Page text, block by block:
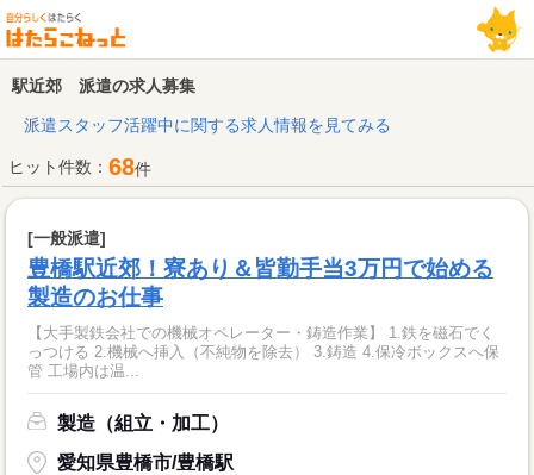
駅近郊 派遣の求人募集
派遣スタッフ活躍中に関する求人情報を見てみる
ヒット件数： 68件
[一般派遣]
豊橋駅近郊！寮あり＆皆勤手当3万円で始める
製造のお仕事
【大手製鉄会社での機械オペレーター・鋳造作業】 1.鉄を磁石でく
っつける 2.機械へ挿入（不純物を除去） 3.鋳造 4.保冷ボックスへ保
管 工場内は温...
製造（組立・加工）
愛知県豊橋市/豊橋駅